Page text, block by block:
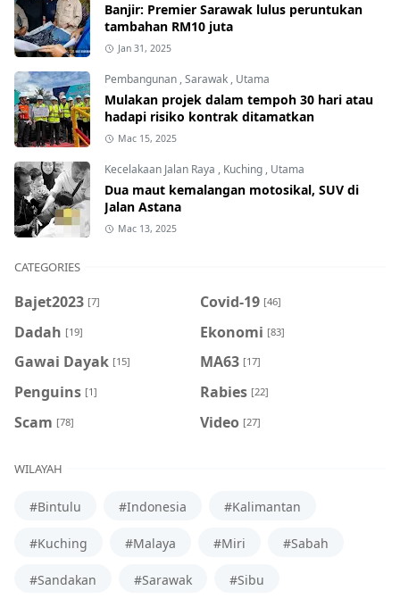
Banjir: Premier Sarawak lulus peruntukan
tambahan RM10 juta
Jan 31, 2025
Pembangunan ,Sarawak , Utama
Mulakan projek dalam tempoh 30 hari atau
hadapi risiko kontrak ditamatkan
Mac 15, 2025
Kecelakaan Jalan Raya , Kuching , Utama
Dua maut kemalangan motosikal, SUV di
Jalan Astana
Mac 13, 2025
CATEGORIES
Bajet2023 [7] Covid-19 [46]
Dadah [19] Ekonomi [83]
Gawai Dayak [15] MA63 [17]
Penguins [1] Rabies [22]
Scam [78] Video [27]
WILAYAH
#Bintulu #Indonesia #Kalimantan
#Kuching #Malaya #Miri #Sabah
#Sandakan #Sarawak #Sibu